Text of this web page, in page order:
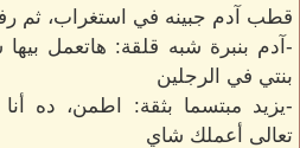
قطب آدم جبينه في استغراب، ثم
-آدم بنبرة شبه قلقة: هاتعمل بيها
بنتي في الرجلين
-يزيد مبتسما بثقة: اطمن، ده
تعالى أعملك شاي